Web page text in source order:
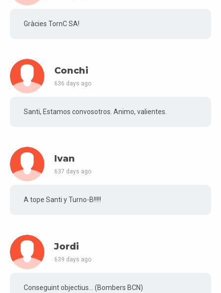
Gràcies TornC SA!
Conchi
636 days ago
Santi, Estamos convosotros. Animo, valientes.
Ivan
637 days ago
A tope Santi y Turno-B!!!!!
Jordi
639 days ago
Conseguint objectius... (Bombers BCN)